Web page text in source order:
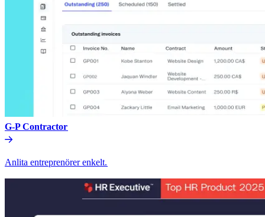
G-P Contractor​​
Anlita entreprenörer enkelt.​​